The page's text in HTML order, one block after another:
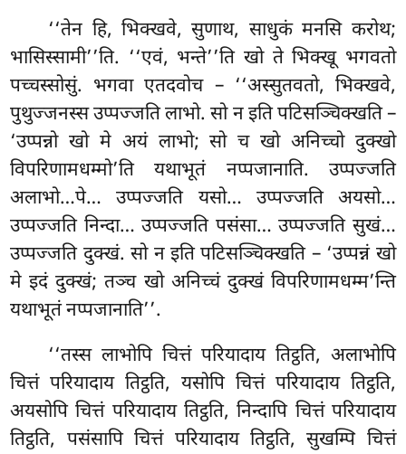
‘‘तेन हि, भिक्खवे, सुणाथ, साधुकं मनसि करोथ;
भासिस्सामी’’ति. ‘‘एवं, भन्ते’’ति खो ते भिक्खू भगवतो
पच्चस्सोसुं. भगवा एतदवोच – ‘‘अस्सुतवतो, भिक्खवे,
पुथुज्जनस्स उप्पज्जति लाभो. सो न इति पटिसञ्चिक्खति –
‘उप्पन्नो खो मे अयं लाभो; सो च खो अनिच्चो दुक्खो
विपरिणामधम्मो’तियथाभूतं नप्पजानाति. उप्पज्जति
अलाभो…पे… उप्पज्जति यसो… उप्पज्जति अयसो…
उप्पज्जति निन्दा… उप्पज्जति पसंसा… उप्पज्जति सुखं…
उप्पज्जति दुक्खं. सो न इति पटिसञ्चिक्खति – ‘उप्पन्नं खो
मे इदं दुक्खं; तञ्च खो अनिच्चं दुक्खं विपरिणामधम्म’न्ति
यथाभूतं नप्पजानाति’’.
‘‘तस्स लाभोपि चित्तं परियादाय तिट्ठति, अलाभोपि
चित्तं परियादाय तिट्ठति, यसोपि चित्तं परियादाय तिट्ठति,
अयसोपि चित्तं परियादाय तिट्ठति, निन्दापि चित्तं परियादाय
तिट्ठति, पसंसापि चित्तं परियादाय तिट्ठति, सुखम्पि चित्तं